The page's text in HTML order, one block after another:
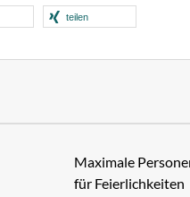
teilen
Maximale
für Feierlichkeiten